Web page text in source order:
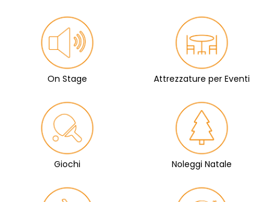
On Stage Attrezzature per Eventi
Giochi Noleggi Natale